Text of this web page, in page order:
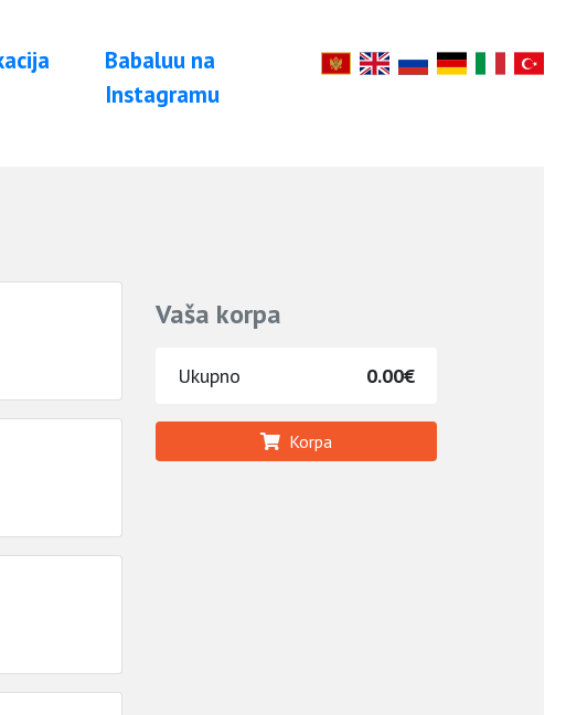
Babaluu na
Instagramu
Vaša korpa
Ukupno 0.00€
Korpa